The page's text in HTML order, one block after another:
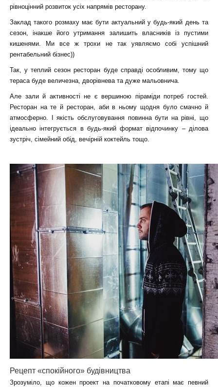
рівноцінний розвиток усіх напрямів ресторану.
Заклад такого розмаху має бути актуальний у будь-який день та
сезон, інакше його утримання залишить власників із пустими
кишенями. Ми все ж трохи не так уявляємо собі успішний
рентабельний бізнес))
Так, у теплий сезон ресторан буде справді особливим, тому що
тераса буде величезна, дворівнева та дуже мальовнича.
Але зали й активності не є вершиною піраміди потреб гостей.
Ресторан на те й ресторан, аби в ньому щодня було смачно й
атмосферно. І якість обслуговування повинна бути на рівні, що
ідеально інтегрується в будь-який формат відпочинку – ділова
зустріч, сімейний обід, вечірній коктейль тощо.
Рецепт «спокійного» будівництва
Зрозуміло, що кожен проект на початковому етапі має певний